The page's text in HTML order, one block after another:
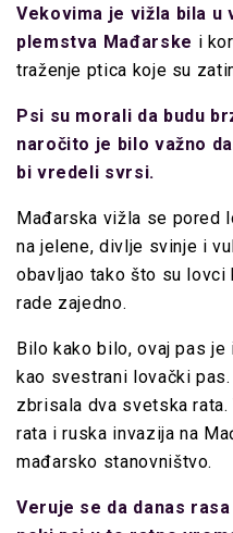
Vekovima je vižla bila
plemstva Mađarske i
traženje ptica koje su
Psi su morali da budu
naročito je bilo važno
bi vredeli svrsi.
Mađarska vižla se pored
na jelene, divlje svinje i
obavljao tako što su
rade zajedno.
Bilo kako bilo, ovaj pas je
kao svestrani lovački
zbrisala dva svetska
rata i ruska invazija na
mađarsko stanovništvo.
Veruje se da danas